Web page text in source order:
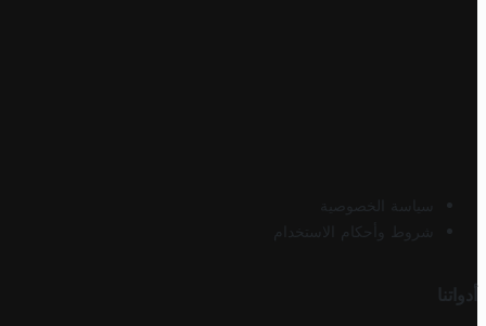
سياسة الخصوصية
شروط وأحكام الاستخدام
أدواتنا